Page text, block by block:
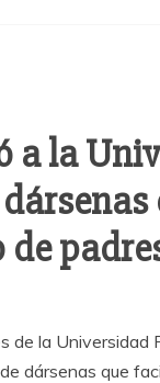
a la
de la Universidad
dársenas que